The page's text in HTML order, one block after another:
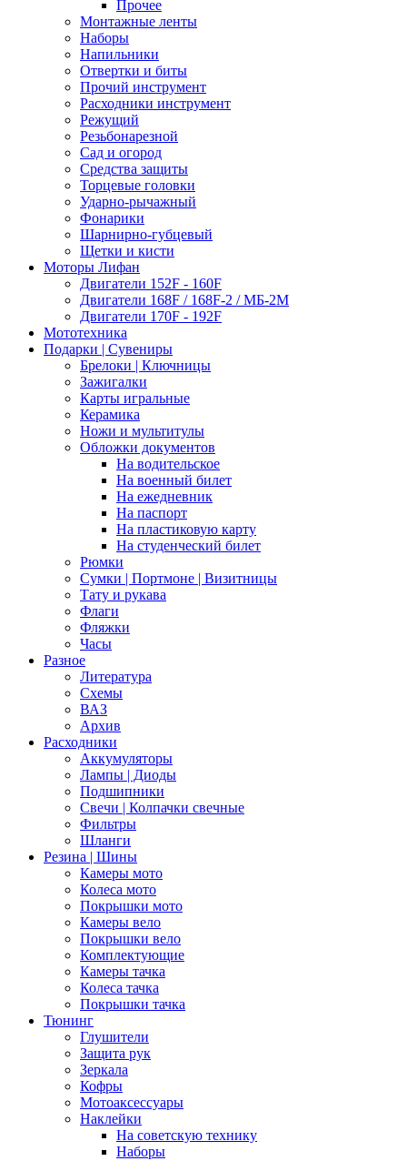
Прочее
Монтажные ленты
Наборы
Напильники
Отвертки и биты
Прочий инструмент
Расходники инструмент
Режущий
Резьбонарезной
Сад и огород
Средства защиты
Торцевые головки
Ударно-рычажный
Фонарики
Шарнирно-губцевый
Щетки и кисти
Моторы Лифан
Двигатели 152F - 160F
Двигатели 168F / 168F-2 / МБ-2М
Двигатели 170F - 192F
Мототехника
Подарки | Сувениры
Брелоки | Ключницы
Зажигалки
Карты игральные
Керамика
Ножи и мультитулы
Обложки документов
На водительское
На военный билет
На ежедневник
На паспорт
На пластиковую карту
На студенческий билет
Рюмки
Сумки | Портмоне | Визитницы
Тату и рукава
Флаги
Фляжки
Часы
Разное
Литература
Схемы
ВАЗ
Архив
Расходники
Аккумуляторы
Лампы | Диоды
Подшипники
Свечи | Колпачки свечные
Фильтры
Шланги
Резина | Шины
Камеры мото
Колеса мото
Покрышки мото
Камеры вело
Покрышки вело
Комплектующие
Камеры тачка
Колеса тачка
Покрышки тачка
Тюнинг
Глушители
Защита рук
Зеркала
Кофры
Мотоаксессуары
Наклейки
На советскую технику
Наборы